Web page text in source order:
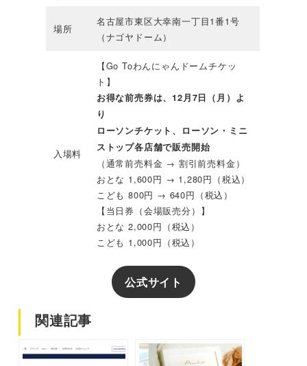
場所
名古屋市東区大幸南一丁目1番1号
（ナゴヤドーム）
入場料
【Go Toわんにゃんドームチケッ
ト】
お得な前売券は、12月7日（月）よ
り
ローソンチケット、ローソン・ミニ
ストップ各店舗で販売開始
（通常前売料金 → 割引前売料金）
おとな 1,600円 → 1,280円（税込）
こども 800円 → 640円（税込）
【当日券（会場販売分）】
おとな 2,000円（税込）
こども 1,000円（税込）
公式サイト
関連記事